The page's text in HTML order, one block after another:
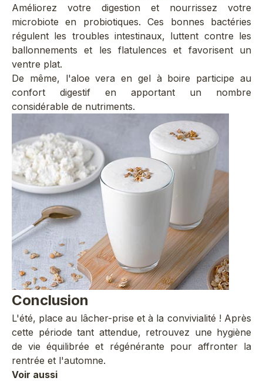
Améliorez votre digestion et nourrissez votre
microbiote en probiotiques. Ces bonnes bactéries
régulent les troubles intestinaux, luttent contre les
ballonnements et les flatulences et favorisent un
ventre plat.
De même, l'aloe vera en gelà boire participe au
confort digestif en apportant un nombre
considérable de nutriments.
Conclusion
L'été, place au lâcher-prise et à la convivialité ! Après
cette période tant attendue, retrouvez une hygiène
de vie équilibrée et régénérante pour affronter la
rentrée et l'automne.
Voir aussi